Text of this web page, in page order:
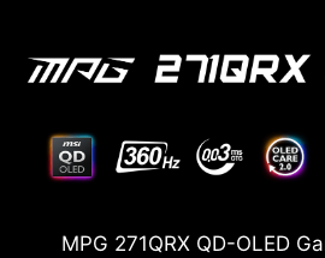
MPG 271QRX QD-OLED